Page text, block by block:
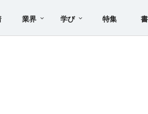
業界 学び 特集